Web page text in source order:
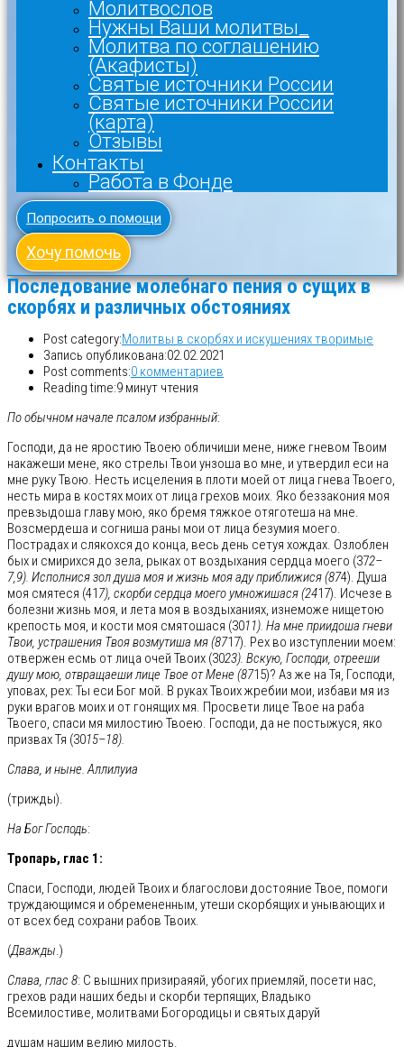
Молитвослов
Нужны Ваши молитвы_
Молитва по соглашению
(Акафисты)
Святые источники России
Святые источники России
(карта)
Отзывы
Контакты
Работа в Фонде
Попросить о помощи
Хочу помочь
Последование молебнаго пения о сущих в
скорбях и различных обстояниях
Post category:Молитвы в скорбях и искушениях творимые
Запись опубликована:02.02.2021
Post comments:0 комментариев
Reading time:9 минут чтения
По обычном начале псалом избранный:
Господи, да не яростию Твоею обличиши мене, ниже гневом Твоим
накажеши мене, яко стрелы Твои унзоша во мне, и утвердил еси на
мне руку Твою. Несть исцеления в плоти моей от лица гнева Твоего,
несть мира в костях моих от лица грехов моих. Яко беззакония моя
превзыдоша главу мою, яко бремя тяжкое отяготеша на мне.
Возсмердеша и согниша раны мои от лица безумия моего.
Пострадах и слякохся до конца, весь день сетуя хождах. Озлоблен
бых и смирихся до зела, рыках от воздыхания сердца моего (372–
7,9). Исполнися зол душа моя и жизнь моя аду приближися (874). Душа
моя смятеся (417), скорби сердца моего умножишася (2417). Исчезе в
болезни жизнь моя, и лета моя в воздыханиях, изнеможе нищетою
крепость моя, и кости моя смятошася (3011). На мне приидоша гневи
Твои, устрашения Твоя возмутиша мя (8717). Рех во изступлении моем:
отвержен есмь от лица очей Твоих (3023). Вскую, Господи, отрееши
душу мою, отвращаеши лице Твое от Мене (8715)? Аз же на Тя, Господи,
уповах, рех: Ты еси Бог мой. В руках Твоих жребии мои, избави мя из
руки врагов моих и от гонящих мя. Просвети лице Твое на раба
Твоего, спаси мя милостию Твоею. Господи, да не постыжуся, яко
призвах Тя (3015–18).
Слава, и ныне. Аллилуиа
(трижды).
На Бог Господь:
Тропарь, глас 1:
Спаси, Господи, людей Твоих и благослови достояние Твое, помоги
труждающимся и обремененным, утеши скорбящих и унывающих и
от всех бед сохрани рабов Твоих.
(Дважды.)
Слава, глас 8: С вышних призираяяй, убогих приемляй, посети нас,
грехов ради наших беды и скорби терпящих, Владыко
Всемилостиве, молитвами Богородицы и святых даруй
душам нашим велию милость.